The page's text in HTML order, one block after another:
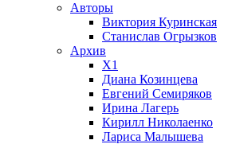
Авторы
Виктория Куринская
Станислав Огрызков
Архив
X1
Диана Козинцева
Евгений Семиряков
Ирина Лагерь
Кирилл Николаенко
Лариса Малышева